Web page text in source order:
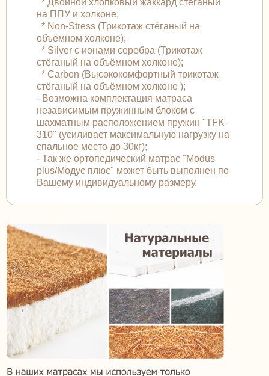
* Двойной хлопковый жаккард стёганый
на ППУ и холконе;
* Non-Stress (Трикотаж стёганый на
объёмном холконе);
* Silver с ионами серебра (Трикотаж
стёганый на объёмном холконе);
* Carbon (Высококомфортный трикотаж
стёганый на объёмном холконе );
- Возможна комплектация матраса
независимым пружинным блоком с
шахматным расположением пружин "TFK-
310" (усиливает максимальную нагрузку на
спальное место до 30кг);
- Так же ортопедический матрас "Modus
plus/Модус плюс" может быть выполнен по
Вашему индивидуальному размеру.